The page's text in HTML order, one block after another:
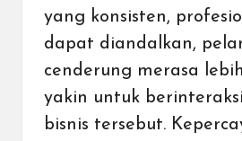
yang konsisten,
dapat diandalkan,
cenderung merasa
yakin untuk
bisnis tersebut.